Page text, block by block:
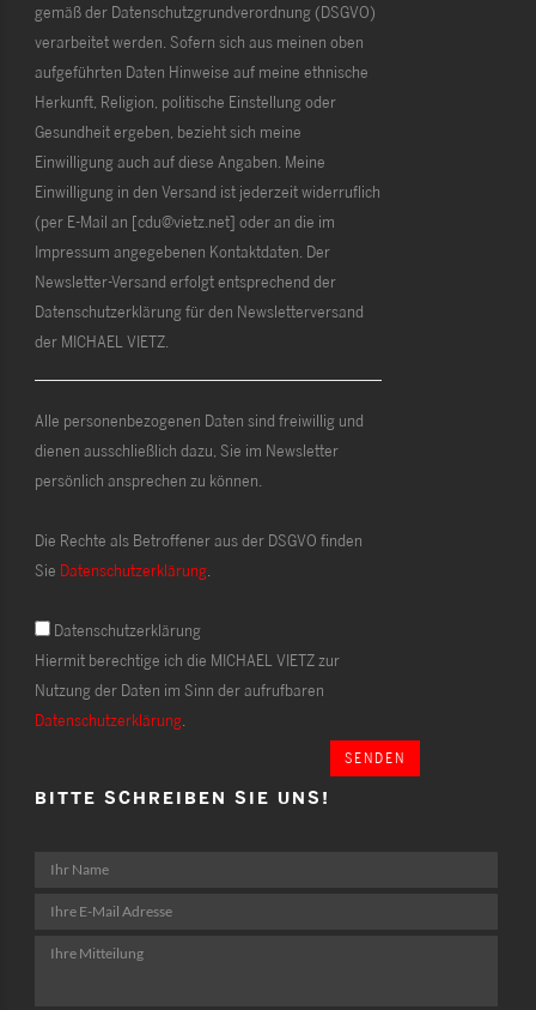
gemäß der Datenschutzgrundverordnung (DSGVO)
verarbeitet werden. Sofern sich aus meinen oben
aufgeführten Daten Hinweise auf meine ethnische
Herkunft, Religion, politische Einstellung oder
Gesundheit ergeben, bezieht sich meine
Einwilligung auch auf diese Angaben. Meine
Einwilligung in den Versand ist jederzeit widerruflich
(per E-Mail an [cdu@vietz.net] oder an die im
Impressum angegebenen Kontaktdaten. Der
Newsletter-Versand erfolgt entsprechend der
Datenschutzerklärung für den Newsletterversand
der MICHAEL VIETZ.
Alle personenbezogenen Daten sind freiwillig und
dienen ausschließlich dazu, Sie im Newsletter
persönlich ansprechen zu können.
Die Rechte als Betroffener aus der DSGVO finden
Sie Datenschutzerklärung.
Datenschutzerklärung
Hiermit berechtige ich die MICHAEL VIETZ zur
Nutzung der Daten im Sinn der aufrufbaren
Datenschutzerklärung.
SENDEN
BITTE SCHREIBEN SIE UNS!